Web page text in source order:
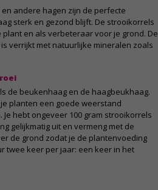
andere hagen zijn de perfecte
sterk en gezond blijft. De strooikorrels
en als verbeteraar voor je grond. De
verrijkt met natuurlijke mineralen zoals
de beukenhaag en de haagbeukhaag.
planten een goede weerstand
hebt ongeveer 100 gram strooikorrels
gelijkmatig uit en vermeng met de
de grond zodat je de plantenvoeding
twee keer per jaar: een keer in het